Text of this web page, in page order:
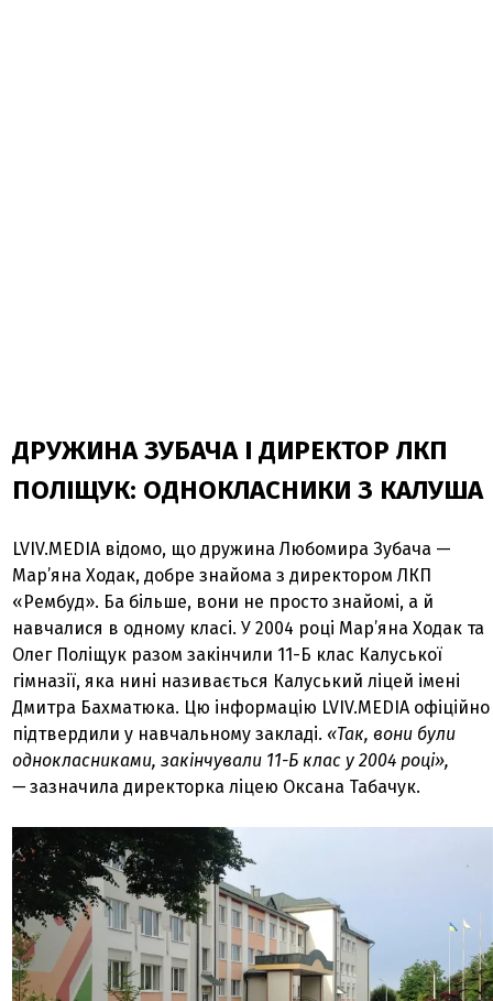
ДРУЖИНА ЗУБАЧА І ДИРЕКТОР ЛКП
ПОЛІЩУК: ОДНОКЛАСНИКИ З КАЛУША
LVIV.MEDIA відомо, що дружина Любомира Зубача —
Мар’яна Ходак, добре знайома з директором ЛКП
«Рембуд». Ба більше, вони не просто знайомі, а й
навчалися в одному класі. У 2004 році Мар’яна Ходак та
Олег Поліщук разом закінчили 11-Б клас Калуської
гімназії, яка нині називається Калуський ліцей імені
Дмитра Бахматюка. Цю інформацію LVIV.MEDIA офіційно
підтвердили у навчальному закладі.«Так, вони були
однокласниками, закінчували 11-Б клас у 2004 році»,
—зазначила директорка ліцею Оксана Табачук.